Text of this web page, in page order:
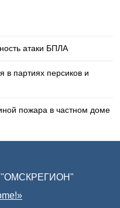
атаки БПЛА
в партиях персиков и
пожара в частном доме
"ОМСКРЕГИОН"